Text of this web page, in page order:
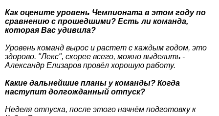
Как оцените уровень Чемпионата в этом году по
сравнению с прошедшими? Есть ли команда,
которая Вас удивила?
Уровень команд вырос и растет с каждым годом, это
здорово. "Лекс", скорее всего, можно выделить -
Александр Елизаров провёл хорошую работу.
Какие дальнейшие планы у команды? Когда
наступит долгожданный отпуск?
Неделя отпуска, после этого начнём подготовку к